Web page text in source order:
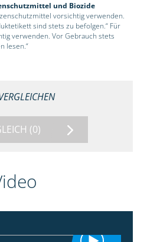
und Biozide
vorsichtig verwenden.
sind stets zu befolgen.“ Für
verwenden. Vor Gebrauch stets
lesen.“
(0)